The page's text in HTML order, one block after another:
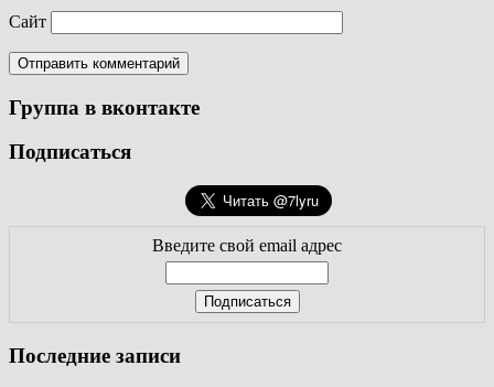
Сайт
Группа в вконтакте
Подписаться
Введите свой email адрес
Последние записи